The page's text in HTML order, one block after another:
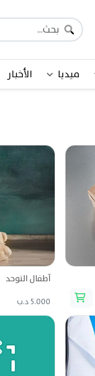
ميديا الأخبار
أطفال التوحد
5.000 د.ب